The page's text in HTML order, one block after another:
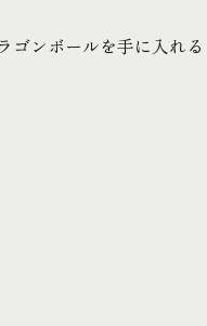
ンボールを手に入れる